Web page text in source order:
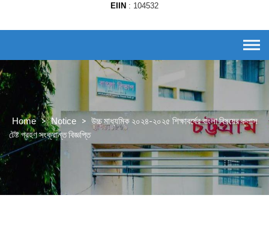
EIIN 104532
Home > Notice > উচ্চ মাধ্যমিক ২০২৪-২০২৫ শিক্ষাবর্ষের বাংলা বিষয়ের ক্লাস
টেষ্ট গ্রহণ সংক্রান্ত বিজ্ঞপ্তি